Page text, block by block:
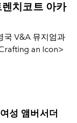
치코트 아카
국 V&A 뮤지엄과
an Icon>
성 앰버서더